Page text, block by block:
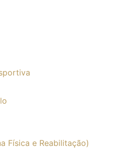
Física e Reabilitação)